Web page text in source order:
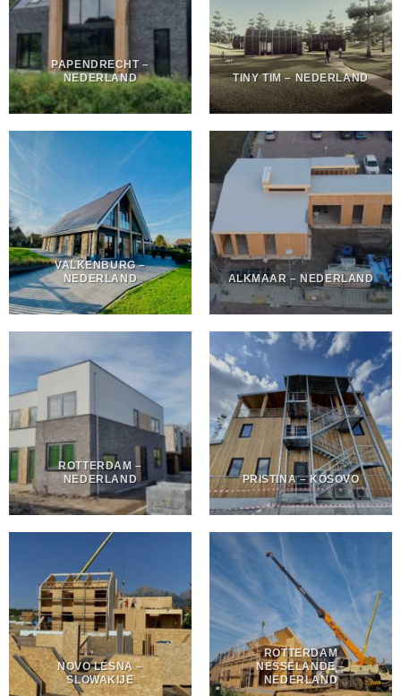
PAPENDRECHT –
NEDERLAND
TINY TIM – NEDERLAND
VALKENBURG –
NEDERLAND
ALKMAAR – NEDERLAND
ROTTERDAM –
NEDERLAND
PRISTINA – KOSOVO
NOVO LESNA –
SLOWAKIJE
ROTTERDAM
NESSELANDE –
NEDERLAND